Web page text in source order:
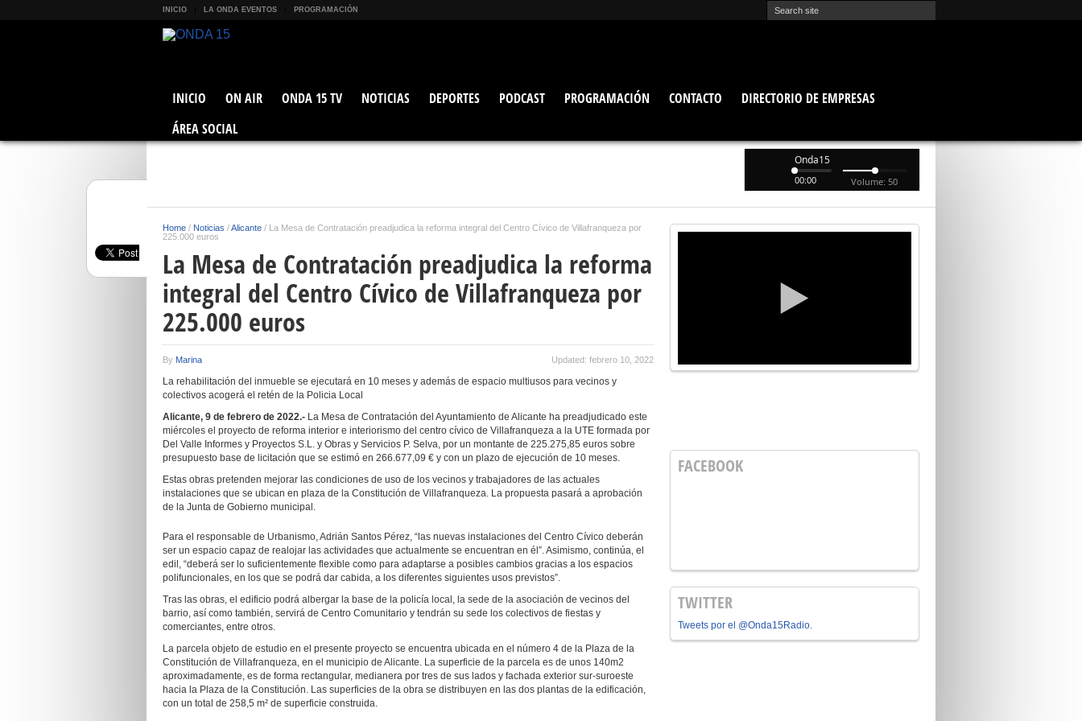
INICIO LA ONDA EVENTOS PROGRAMACIÓN
INICIO ON AIR ONDA 15 TV NOTICIAS DEPORTES PODCAST PROGRAMACIÓN CONTACTO
DIRECTORIO DE EMPRESAS
ÁREA SOCIAL
Onda15
00:00 Volume: 50
Home / Noticias /Alicante / La Mesa de Contratación preadjudica la reforma integral del Centro Cívico de Villafranqueza por
225.000 euros
La Mesa de Contratación preadjudica la reforma
integral del Centro Cívico de Villafranqueza por
225.000 euros
By Marina Updated: febrero 10, 2022
La rehabilitación del inmueble se ejecutará en 10 meses y además de espacio multiusos para vecinos y
colectivos acogerá el retén de la Policia Local
Alicante, 9 de febrero de 2022.- La Mesa de Contratación del Ayuntamiento de Alicante ha preadjudicado este
miércoles el proyecto de reforma interior e interiorismo del centro cívico de Villafranqueza a la UTE formada por
Del Valle Informes y Proyectos S.L. y Obras y Servicios P. Selva, por un montante de 225.275,85 euros sobre
presupuesto base de licitación que se estimó en 266.677,09 € y con un plazo de ejecución de 10 meses.
Estas obras pretenden mejorar las condiciones de uso de los vecinos y trabajadores de las actuales
instalaciones que se ubican en plaza de la Constitución de Villafranqueza. La propuesta pasará a aprobación
de la Junta de Gobierno municipal.
Para el responsable de Urbanismo, Adrián Santos Pérez, “las nuevas instalaciones del Centro Cívico deberán
ser un espacio capaz de realojar las actividades que actualmente se encuentran en él”. Asimismo, continúa, el
edil, “deberá ser lo suficientemente flexible como para adaptarse a posibles cambios gracias a los espacios
polifuncionales, en los que se podrá dar cabida, a los diferentes siguientes usos previstos”.
Tras las obras, el edificio podrá albergar la base de la policía local, la sede de la asociación de vecinos del
barrio, así como también, servirá de Centro Comunitario y tendrán su sede los colectivos de fiestas y
comerciantes, entre otros.
La parcela objeto de estudio en el presente proyecto se encuentra ubicada en el número 4 de la Plaza de la
Constitución de Villafranqueza, en el municipio de Alicante. La superficie de la parcela es de unos 140m2
aproximadamente, es de forma rectangular, medianera por tres de sus lados y fachada exterior sur-suroeste
hacia la Plaza de la Constitución. Las superficies de la obra se distribuyen en las dos plantas de la edificación,
con un total de 258,5 m² de superficie construida.
FACEBOOK
TWITTER
Tweets por el @Onda15Radio.